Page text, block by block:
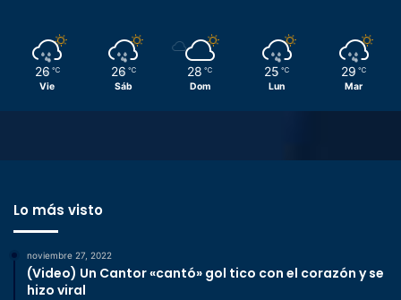
26 ℃
Vie
26 ℃
Sáb
28 ℃
Dom
25 ℃
Lun
29 ℃
Mar
Lo más visto
noviembre 27, 2022
(Video) Un Cantor «cantó» gol tico con el corazón y se
hizo viral